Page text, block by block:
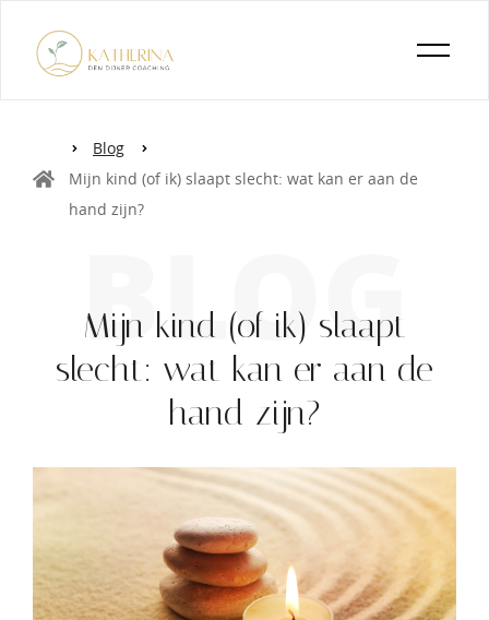
Blog
Mijn kind (of ik) slaapt slecht: wat kan er aan de
hand zijn?
BLOG
Mijn kind (of ik) slaapt
slecht: wat kan er aan de
hand zijn?